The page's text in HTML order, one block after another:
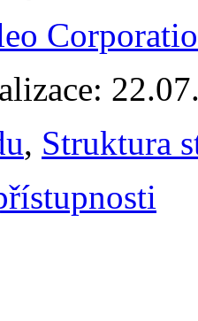
, Struktura